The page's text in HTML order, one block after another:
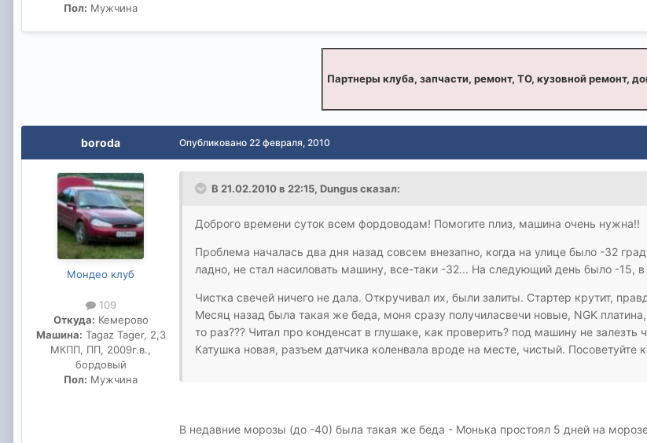
Пол: Мужчина
Партнеры клуба, запчасти, ремонт, ТО, кузовной ремонт,
boroda
Мондео клуб
109
Откуда: Кемерово
Машина: Tagaz Tager, 2,3
МКПП, ПП, 2009г.в.,
бордовый
Пол: Мужчина
Опубликовано 22 февраля, 2010
В 21.02.2010 в 22:15, Dungus сказал:
Доброго времени суток всем фордоводам! Помогите плиз, машина очень нужна!!
Проблема началась два дня назад совсем внезапно, когда на улице было -32
ладно, не стал насиловать машину, все-таки -32... На следующий день было -15,
Чистка свечей ничего не дала. Откручивал их, были залиты. Стартер крутит,
Месяц назад была такая же беда, моня сразу получиласвечи новые, NGK
то раз??? Читал про конденсат в глушаке, как проверить? под машину не
Катушка новая, разъем датчика коленвала вроде на месте, чистый. Посоветуйте
В недавние морозы (до -40) была такая же беда - Монька простоял 5 дней на